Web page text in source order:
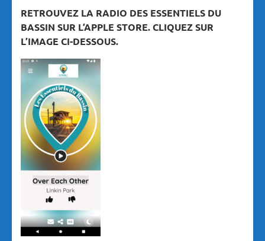
RETROUVEZ LA RADIO DES ESSENTIELS DU
BASSIN SUR L’APPLE STORE. CLIQUEZ SUR
L’IMAGE CI-DESSOUS.